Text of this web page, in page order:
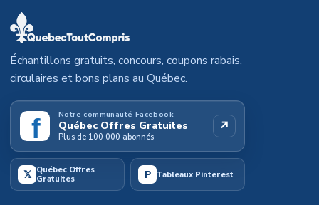
Échantillons gratuits, concours, coupons rabais,
circulaires et bons plans au Québec.
f Notre communauté Facebook
Québec Offres Gratuites
Plus de 100 000 abonnés
↗
𝕏 Québec Offres
Gratuites
P Tableaux Pinterest